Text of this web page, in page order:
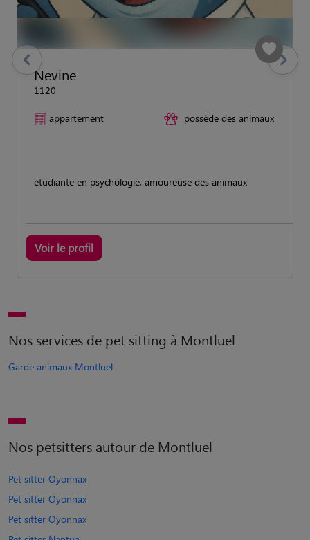
Nevine
1120
appartement possède des animaux
etudiante en psychologie, amoureuse des animaux
Voir le profil
previous Suivant
Nos services de pet sitting à Montluel
Garde animaux Montluel
Nos petsitters autour de Montluel
Pet sitter Oyonnax
Pet sitter Oyonnax
Pet sitter Oyonnax